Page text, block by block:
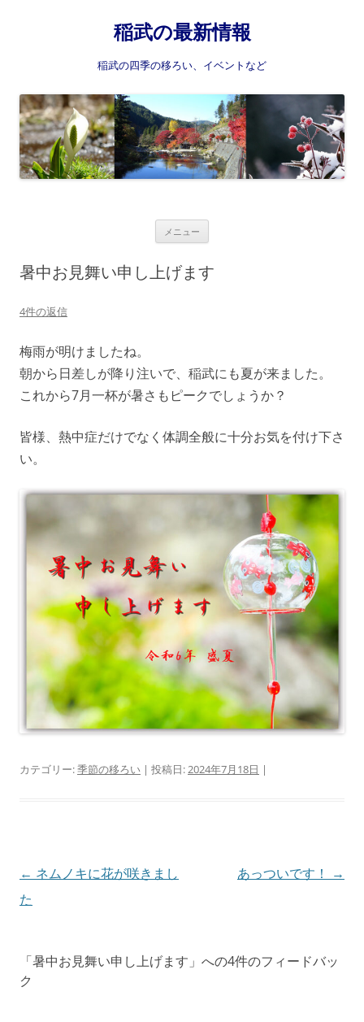
稲武の最新情報
稲武の四季の移ろい、イベントなど
メニュー
ン
暑中お見舞い申し上げます
4件の返信
梅雨が明けましたね。
朝から日差しが降り注いで、稲武にも夏が来ました。
これから7月一杯が暑さもピークでしょうか？
皆様、熱中症だけでなく体調全般に十分お気を付け下さ
い。
カテゴリー:季節の移ろい | 投稿日:2024年7月18日 |
投
稿
ビ
ゲ
← ネムノキに花が咲きまし
た
あっついです！ →
「暑中お見舞い申し上げます 」への4件のフィードバッ
ク